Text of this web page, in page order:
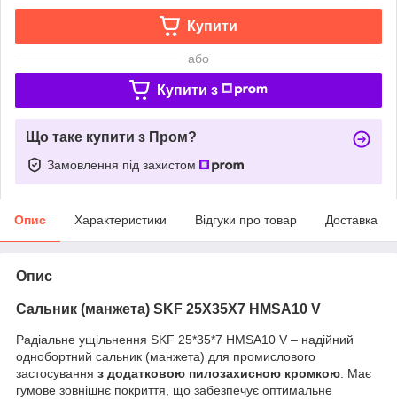
Купити
або
Купити з
Що таке купити з Пром?
Замовлення під захистом
Опис Характеристики Відгуки про товар Доставка
Опис
Сальник (манжета) SKF 25X35X7 HMSA10 V
Радіальне ущільнення SKF 25*35*7 HMSA10 V – надійний
однобортний сальник (манжета) для промислового
застосування з додатковою пилозахисною кромкою. Має
гумове зовнішнє покриття, що забезпечує оптимальне